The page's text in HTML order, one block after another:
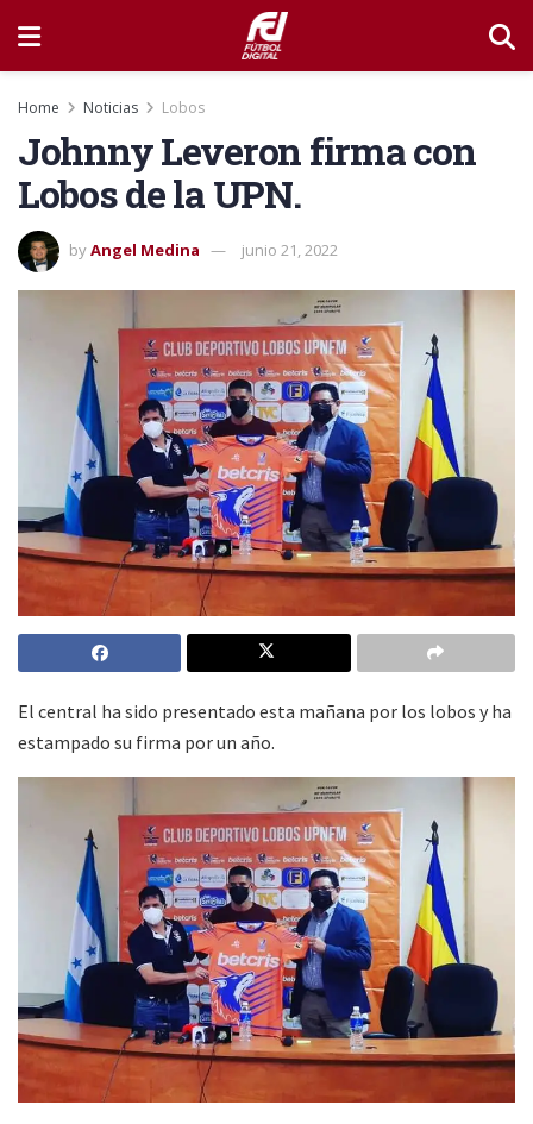
Home Noticias Lobos
Johnny Leveron firma con
Lobos de la UPN.
byAngel Medina junio 21, 2022
El central ha sido presentado esta mañana por los lobos y ha
estampado su firma por un año.